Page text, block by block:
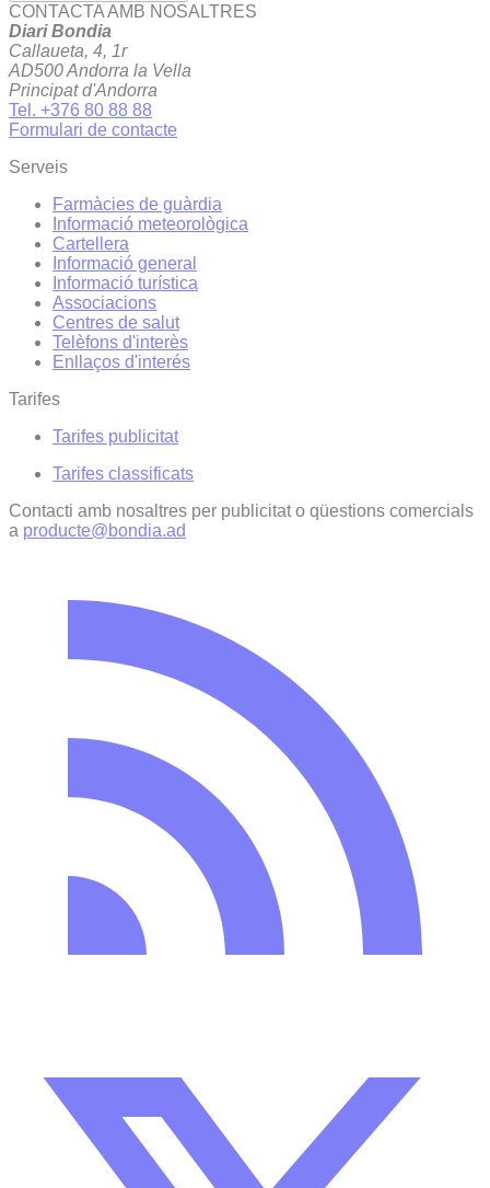
CONTACTA AMB NOSALTRES
Diari Bondia
Callaueta, 4, 1r
AD500 Andorra la Vella
Principat d'Andorra
Tel. +376 80 88 88
Formulari de contacte
Serveis
Farmàcies de guàrdia
Informació meteorològica
Cartellera
Informació general
Informació turística
Associacions
Centres de salut
Telèfons d'interès
Enllaços d'interés
Tarifes
Tarifes publicitat
Tarifes classificats
Contacti amb nosaltres per publicitat o qüestions comercials
a producte@bondia.ad